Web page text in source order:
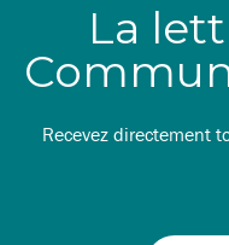
La
Recevez directement